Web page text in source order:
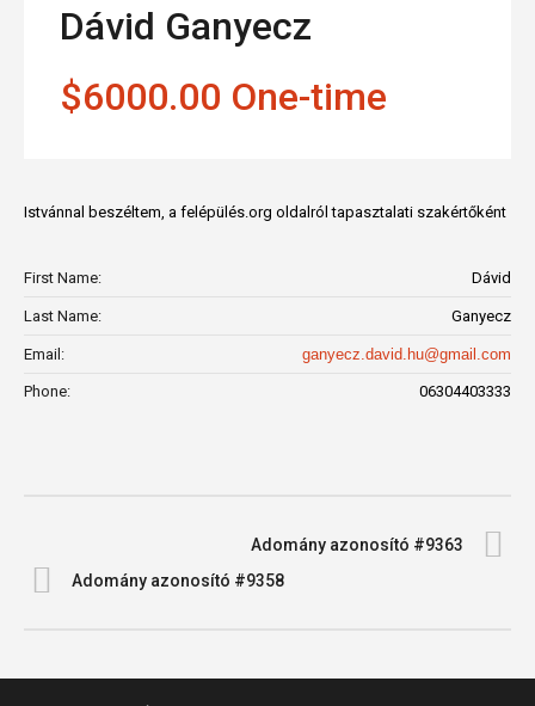
Dávid Ganyecz
$6000.00 One-time
Istvánnal beszéltem, a felépülés.org oldalról tapasztalati szakértőként
First Name: Dávid
Last Name: Ganyecz
Email: ganyecz.david.hu@gmail.com
Phone: 06304403333
Adomány azonosító #9363
Adomány azonosító #9358